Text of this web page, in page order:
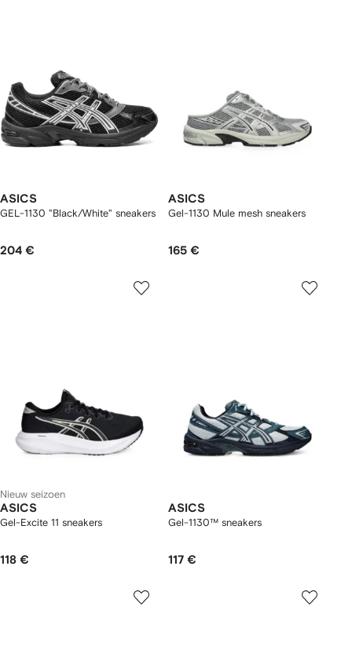
ASICS
GEL-1130 "Black/White" sneakers
204 €
ASICS
Gel-1130 Mule mesh sneakers
165 €
Nieuw seizoen
ASICS
Gel-Excite 11 sneakers
118 €
ASICS
Gel-1130™ sneakers
117 €